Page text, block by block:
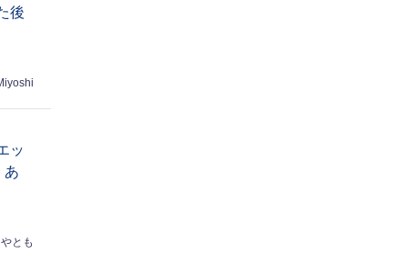
後
ッ
あ
とも